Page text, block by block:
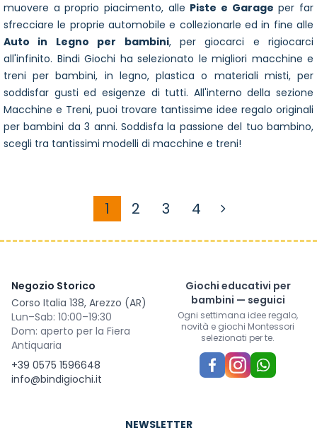
muovere a proprio piacimento, alle Piste e Garage per far
sfrecciare le proprie automobile e collezionarle ed in fine alle
Auto in Legno per bambini, per giocarci e rigiocarci
all'infinito. Bindi Giochi ha selezionato le migliori macchine e
treni per bambini, in legno, plastica o materiali misti, per
soddisfar gusti ed esigenze di tutti. All'interno della sezione
Macchine e Treni, puoi trovare tantissime idee regalo originali
per bambini da 3 anni. Soddisfa la passione del tuo bambino,
scegli tra tantissimi modelli di macchine e treni!
Attualmente stai leggendo
1 Pagina
2 Pagina
3 Pagina
4
Negozio Storico
Corso Italia 138, Arezzo (AR)
Lun–Sab: 10:00–19:30
Dom: aperto per la Fiera
Antiquaria
+39 0575 1596648
info@bindigiochi.it
Giochi educativi per
bambini — seguici
Ogni settimana idee regalo,
novità e giochi Montessori
selezionati per te.
NEWSLETTER